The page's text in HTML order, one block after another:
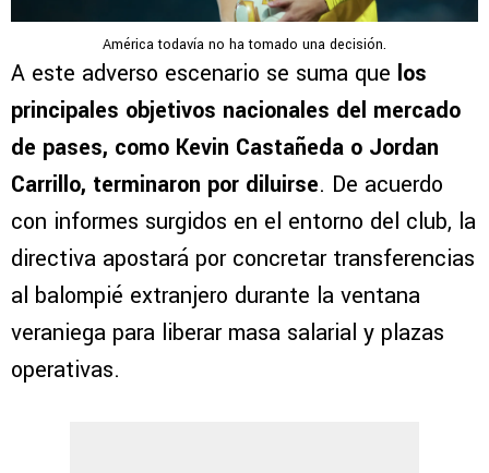
América todavía no ha tomado una decisión.
A este adverso escenario se suma que los
principales objetivos nacionales del mercado
de pases, como Kevin Castañeda o Jordan
Carrillo, terminaron por diluirse. De acuerdo
con informes surgidos en el entorno del club, la
directiva apostará por concretar transferencias
al balompié extranjero durante la ventana
veraniega para liberar masa salarial y plazas
operativas.